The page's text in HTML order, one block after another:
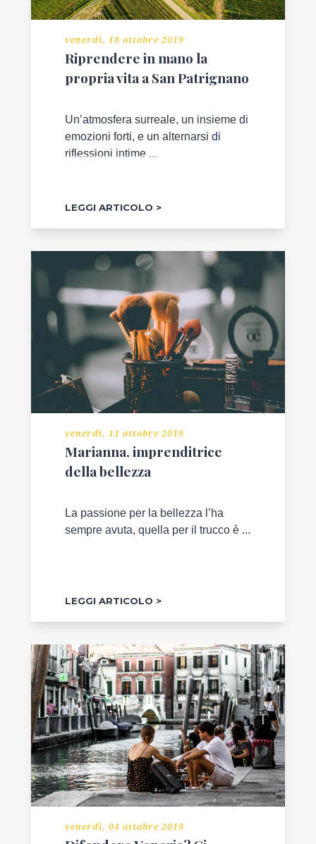
PAPÀ
IMPERFETTO
BLOG
CONTATTI
venerdì, 18 ottobre 2019
Riprendere in mano la
propria vita a San Patrignano
Un’atmosfera surreale, un insieme di
emozioni forti, e un alternarsi di
riflessioni intime ...
LEGGI ARTICOLO
venerdì, 11 ottobre 2019
Marianna, imprenditrice
della bellezza
La passione per la bellezza l’ha
sempre avuta, quella per il trucco è ...
LEGGI ARTICOLO
venerdì, 04 ottobre 2019